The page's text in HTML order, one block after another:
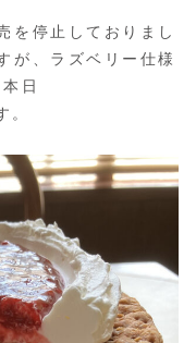
を停止しておりまし
が、ラズベリー仕様
日
。